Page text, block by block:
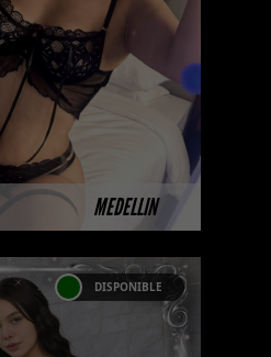
MEDELLIN
aún no tienen
en la web
su
DISPONIBLE